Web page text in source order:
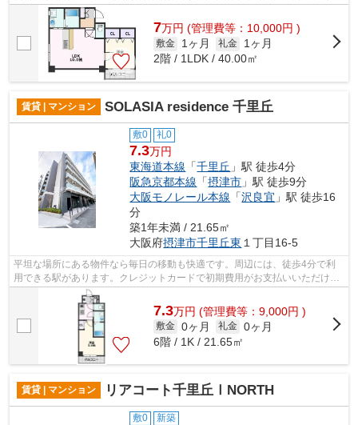
ンクリートの物件。より多くの不動産...
7万円 (管理費等：10,000円 )
敷金 1ヶ月 礼金
1ヶ月
2階 / 1LDK / 40.00㎡
賃貸 | マンション SOLASIA residence 千里丘
敷0 礼0
7.3万円
東海道本線 「千里丘 」駅 徒歩4分
阪急京都本線 「摂津市 」駅 徒歩9分
大阪モノレール本線 「沢良宜 」駅 徒歩16
分
築1年未満 / 21.65㎡
大阪府摂津市千里丘東 １丁目16-5
平坦な場所にある物件なら毎日の移動も快適です。周辺には、徒歩4分で利
用できる駅があります。クレジットカードで初期費用がお支払いいただける
ので、決済の手間が軽減できます。造り...
7.3万円 (管理費等：9,000円 )
敷金 0ヶ月 礼金 0ヶ月
6階 / 1K / 21.65㎡
賃貸 | マンション リアコート千里丘ⅠNORTH
敷0 新築